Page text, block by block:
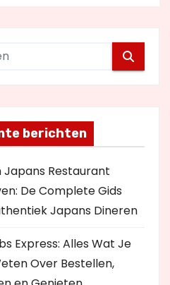
berichten
Japans Restaurant
De Complete Gids
Japans Dineren
Express: Alles Wat Je
Over Bestellen,